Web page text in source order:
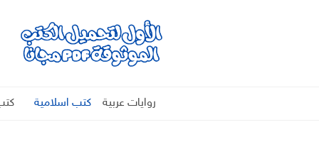
روايات عربية كتب اسلامية